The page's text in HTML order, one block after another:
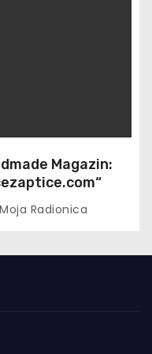
Magazin:
Moja Radionica